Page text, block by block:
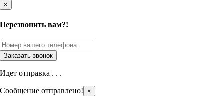
×
Перезвонить вам?!
Идет отправка . . .
Сообщение отправлено!
×